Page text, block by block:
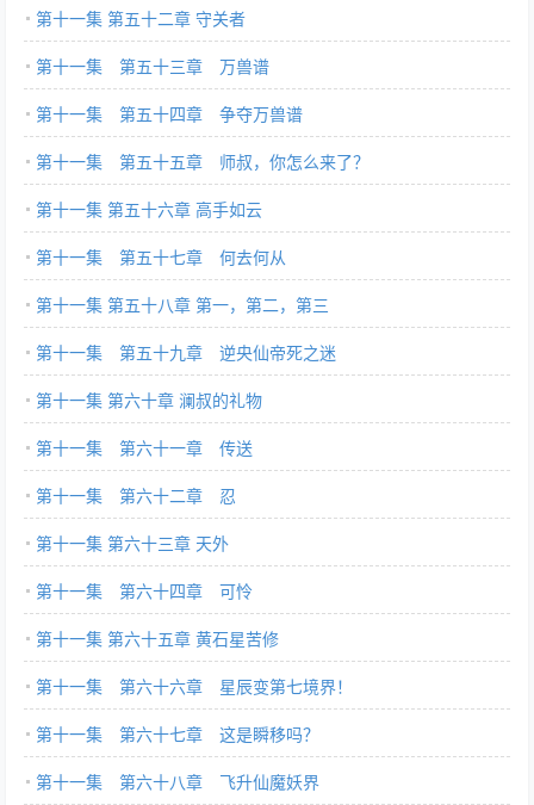
第十一集 第五十二章 守关者
第十一集 第五十三章 万兽谱
第十一集 第五十四章 争夺万兽谱
第十一集 第五十五章 师叔，你怎么来了？
第十一集 第五十六章 高手如云
第十一集 第五十七章 何去何从
第十一集 第五十八章 第一，第二，第三
第十一集 第五十九章 逆央仙帝死之迷
第十一集 第六十章 澜叔的礼物
第十一集 第六十一章 传送
第十一集 第六十二章 忍
第十一集 第六十三章 天外
第十一集 第六十四章 可怜
第十一集 第六十五章 黄石星苦修
第十一集 第六十六章 星辰变第七境界！
第十一集 第六十七章 这是瞬移吗？
第十一集 第六十八章 飞升仙魔妖界